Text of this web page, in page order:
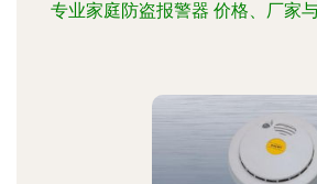
专业家庭防盗报警器 价格、厂家